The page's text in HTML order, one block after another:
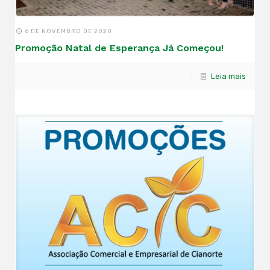
6 DE NOVEMBRO DE 2020
Promoção Natal de Esperança Já Começou!
Leia mais